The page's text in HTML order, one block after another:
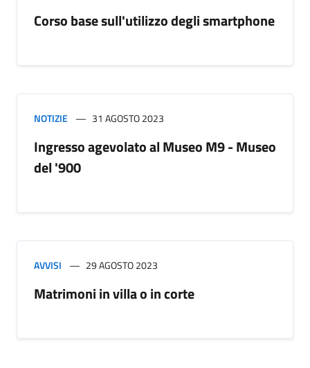
Corso base sull'utilizzo degli smartphone
NOTIZIE 31 AGOSTO 2023
Ingresso agevolato al Museo M9 - Museo
del '900
AVVISI 29 AGOSTO 2023
Matrimoni in villa o in corte